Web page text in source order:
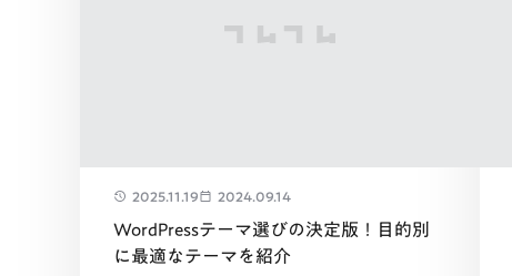
2025.11.19 2024.09.14
WordPressテーマ選びの決定版！目的別
に最適なテーマを紹介